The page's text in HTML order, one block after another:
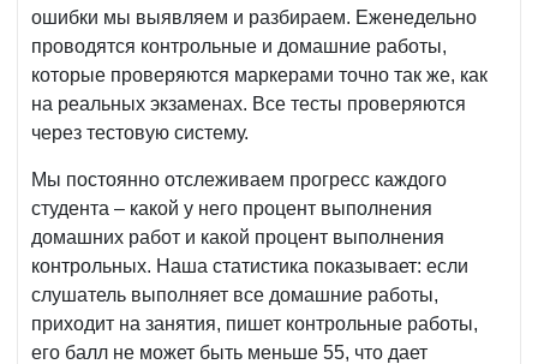
ошибки мы выявляем и разбираем. Еженедельно
проводятся контрольные и домашние работы,
которые проверяются маркерами точно так же, как
на реальных экзаменах. Все тесты проверяются
через тестовую систему.
Мы постоянно отслеживаем прогресс каждого
студента – какой у него процент выполнения
домашних работ и какой процент выполнения
контрольных. Наша статистика показывает: если
слушатель выполняет все домашние работы,
приходит на занятия, пишет контрольные работы,
его балл не может быть меньше 55, что дает